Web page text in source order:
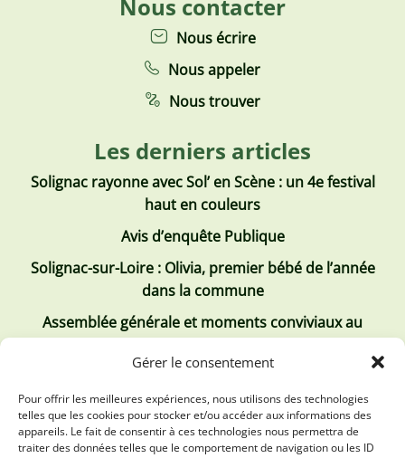
Gérer le consentement
Pour offrir les meilleures expériences, nous utilisons des technologies
telles que les cookies pour stocker et/ou accéder aux informations des
appareils. Le fait de consentir à ces technologies nous permettra de
traiter des données telles que le comportement de navigation ou les ID
Nous contacter
Nous écrire
Nous appeler
Nous trouver
Les derniers articles
Solignac rayonne avec Sol’ en Scène : un 4e festival
haut en couleurs
Avis d’enquête Publique
Solignac-sur-Loire : Olivia, premier bébé de l’année
dans la commune
Assemblée générale et moments conviviaux au
Les derniers comptes rendus